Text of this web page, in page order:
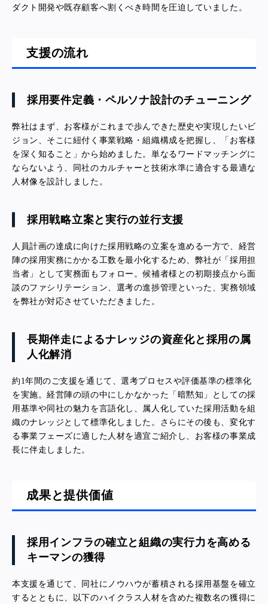
ダクト開発や既存顧客へ割くべき時間を圧迫していました。
支援の流れ
採用要件定義・ペルソナ設計のチューニング
弊社はまず、お客様がこれまで歩んできた歴史や実現したいビ
ジョン、そこに紐付く事業戦略・組織構成を把握し、「お客様
を深く知ること」から始めました。単なるワードマッチングに
ならないよう、同社のカルチャーと技術水準に適合する最適な
人材像を設計しました。
採用戦略立案と実行の並行支援
人員計画の達成に向けた採用戦略の立案を進める一方で、経営
陣の採用実務にかかる工数を最小化するため、弊社が「採用担
当者」として実務面もフォロー。候補者様との初期接点から面
談のファシリテーション、選考の進捗管理といった、実務領域
を弊社が対応させていただきました。
長期伴走によるナレッジの資産化と採用の属
人化解消
約1年間のご支援を通じて、選考プロセスや評価基準の標準化
を実施。経営陣の頭の中にしかなかった「暗黙知」としての採
用基準や同社の魅力を言語化し、属人化していた採用活動を組
織のナレッジとして標準化しました。さらにその後も、変化す
る事業フェーズに適した人材を適宜ご紹介し、お客様の事業成
長に伴走しました。
成果と提供価値
採用インフラの確立と組織の実行力を高める
キーマンの獲得
本支援を通じて、同社にノウハウが蓄積される採用基盤を確立
するとともに、以下のハイクラス人材を含めた複数名の獲得に